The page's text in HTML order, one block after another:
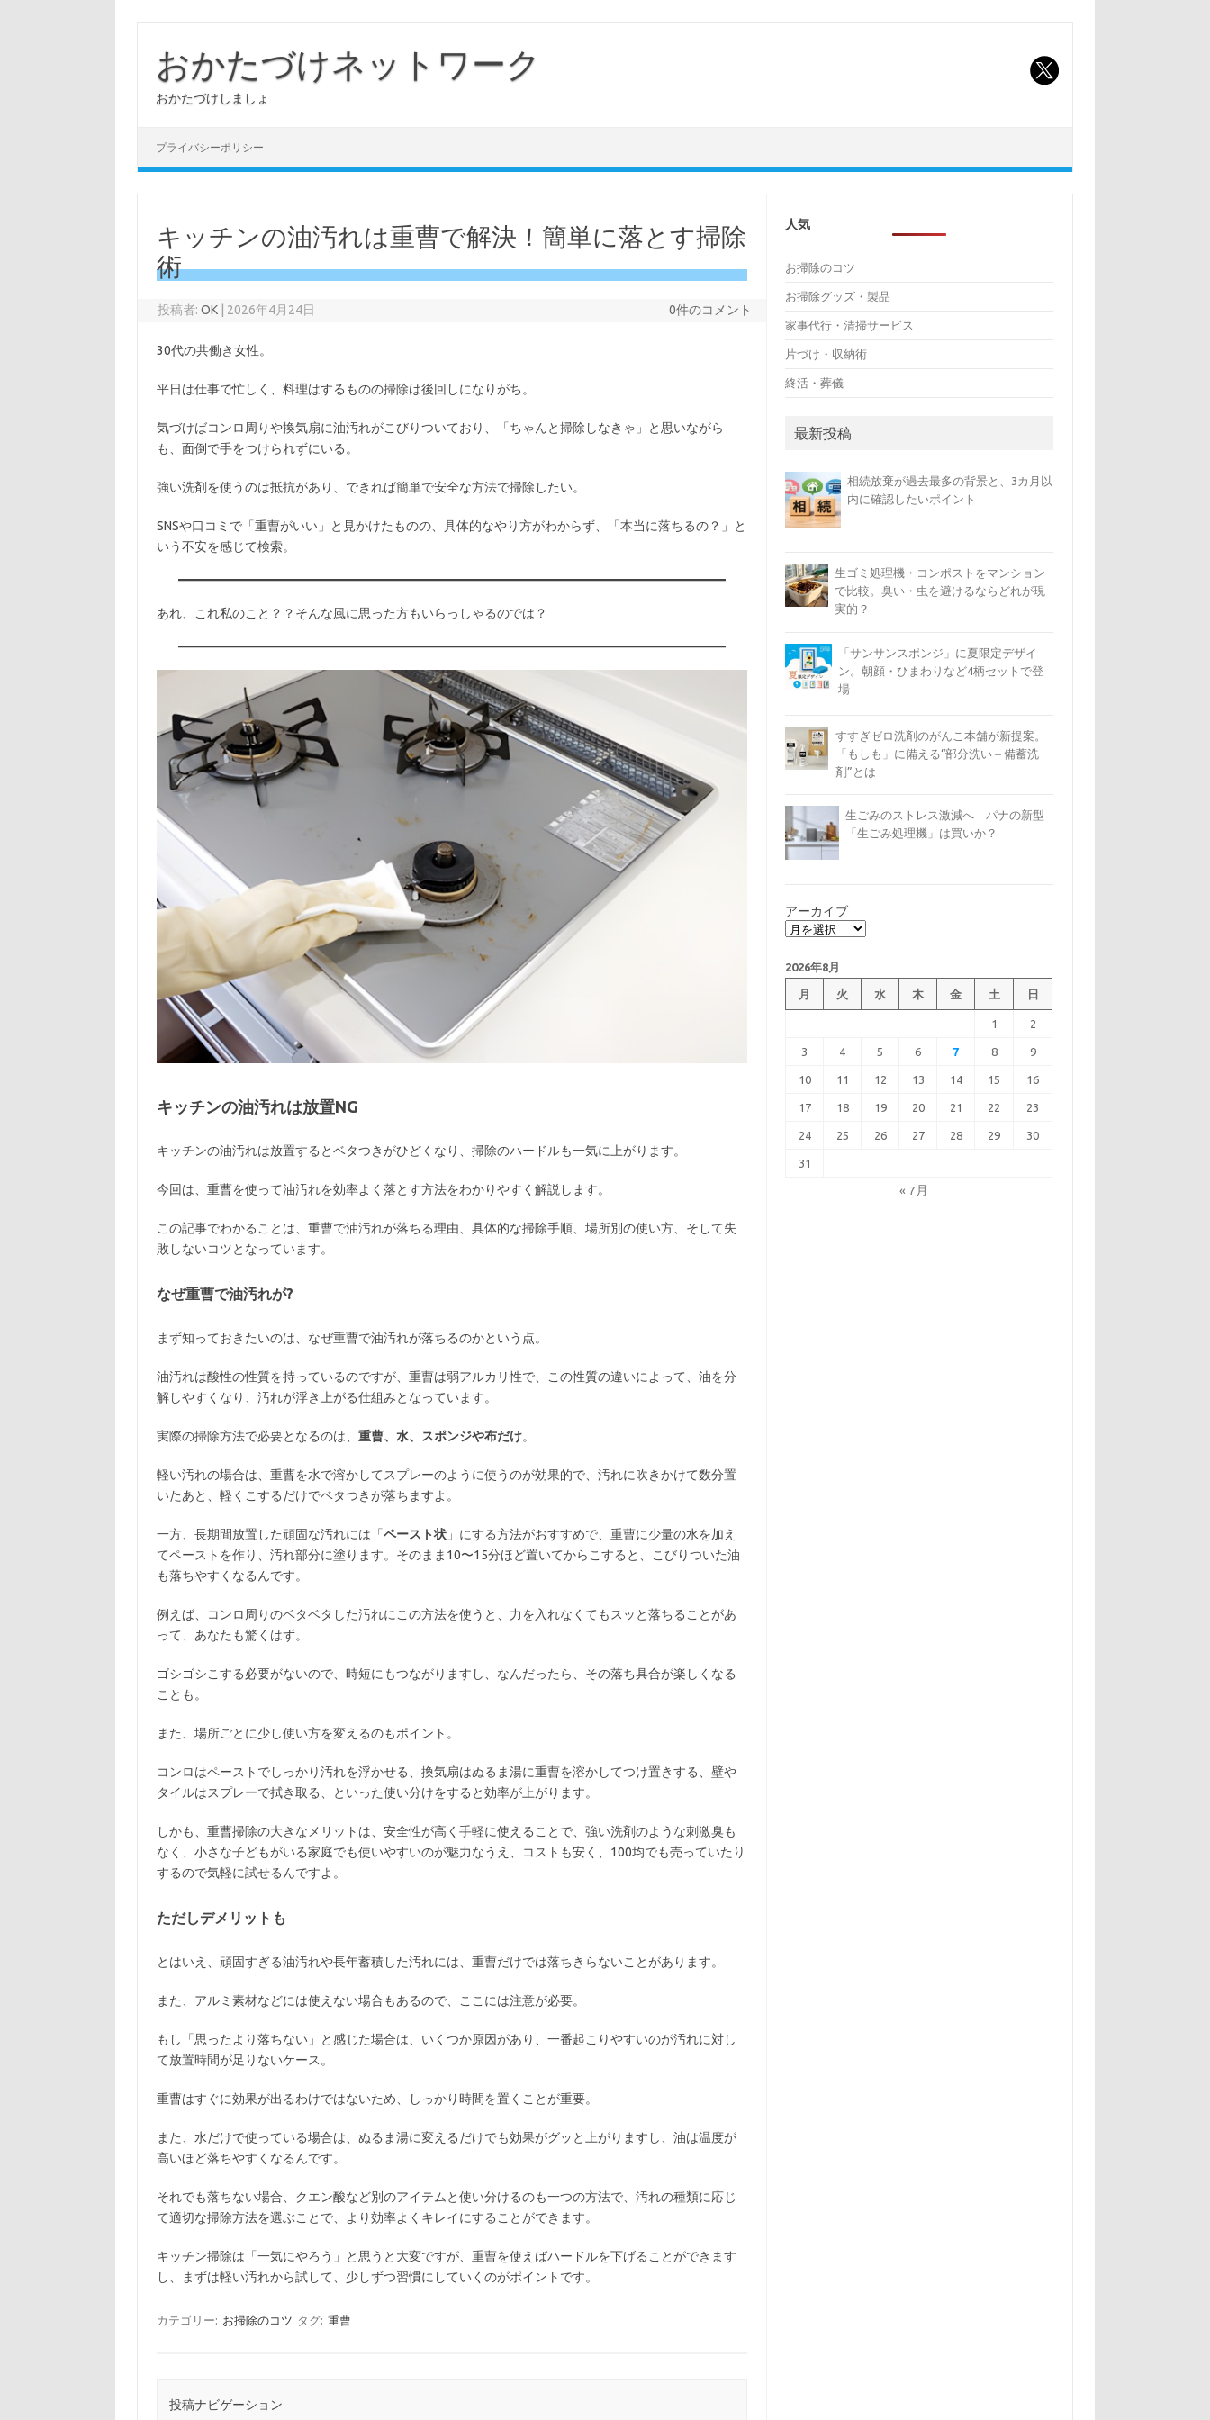
おかたづけネットワーク
おかたづけしましょ
プライバシーポリシー
キッチンの油汚れは重曹で解決！簡単に落とす掃除
術
投稿者:OK 2026年4月24日 0件のコメント
30代の共働き女性。
平日は仕事で忙しく、料理はするものの掃除は後回しになりがち。
気づけばコンロ周りや換気扇に油汚れがこびりついており、「ちゃんと掃除しなきゃ」と思いながら
も、面倒で手をつけられずにいる。
強い洗剤を使うのは抵抗があり、できれば簡単で安全な方法で掃除したい。
SNSや口コミで「重曹がいい」と見かけたものの、具体的なやり方がわからず、「本当に落ちるの？」と
いう不安を感じて検索。
あれ、これ私のこと？？そんな風に思った方もいらっしゃるのでは？
キッチンの油汚れは放置NG
キッチンの油汚れは放置するとベタつきがひどくなり、掃除のハードルも一気に上がります。
今回は、重曹を使って油汚れを効率よく落とす方法をわかりやすく解説します。
この記事でわかることは、重曹で油汚れが落ちる理由、具体的な掃除手順、場所別の使い方、そして失
敗しないコツとなっています。
なぜ重曹で油汚れが?
まず知っておきたいのは、なぜ重曹で油汚れが落ちるのかという点。
油汚れは酸性の性質を持っているのですが、重曹は弱アルカリ性で、この性質の違いによって、油を分
解しやすくなり、汚れが浮き上がる仕組みとなっています。
実際の掃除方法で必要となるのは、 重曹、水、スポンジや布だけ。
軽い汚れの場合は、重曹を水で溶かしてスプレーのように使うのが効果的で、汚れに吹きかけて数分置
いたあと、軽くこするだけでベタつきが落ちますよ。
一方、長期間放置した頑固な汚れには「ペースト状」にする方法がおすすめで、重曹に少量の水を加え
てペーストを作り、汚れ部分に塗ります。そのまま10〜15分ほど置いてからこすると、こびりついた油
も落ちやすくなるんです。
例えば、コンロ周りのベタベタした汚れにこの方法を使うと、力を入れなくてもスッと落ちることがあ
って、あなたも驚くはず。
ゴシゴシこする必要がないので、時短にもつながりますし、なんだったら、その落ち具合が楽しくなる
ことも。
また、場所ごとに少し使い方を変えるのもポイント。
コンロはペーストでしっかり汚れを浮かせる、換気扇はぬるま湯に重曹を溶かしてつけ置きする、壁や
タイルはスプレーで拭き取る、といった使い分けをすると効率が上がります。
しかも、重曹掃除の大きなメリットは、安全性が高く手軽に使えることで、強い洗剤のような刺激臭も
なく、小さな子どもがいる家庭でも使いやすいのが魅力なうえ、コストも安く、100均でも売っていたり
するので気軽に試せるんですよ。
ただしデメリットも
とはいえ、頑固すぎる油汚れや長年蓄積した汚れには、重曹だけでは落ちきらないことがあります。
また、アルミ素材などには使えない場合もあるので、ここには注意が必要。
もし「思ったより落ちない」と感じた場合は、いくつか原因があり、一番起こりやすいのが汚れに対し
て放置時間が足りないケース。
重曹はすぐに効果が出るわけではないため、しっかり時間を置くことが重要。
また、水だけで使っている場合は、ぬるま湯に変えるだけでも効果がグッと上がりますし、油は温度が
高いほど落ちやすくなるんです。
それでも落ちない場合、クエン酸など別のアイテムと使い分けるのも一つの方法で、汚れの種類に応じ
て適切な掃除方法を選ぶことで、より効率よくキレイにすることができます。
キッチン掃除は「一気にやろう」と思うと大変ですが、重曹を使えばハードルを下げることができます
し、まずは軽い汚れから試して、少しずつ習慣にしていくのがポイントです。
カテゴリー: お掃除のコツ タグ: 重曹
投稿ナビゲーション
人気
お掃除のコツ
お掃除グッズ・製品
家事代行・清掃サービス
片づけ・収納術
終活・葬儀
最新投稿
相続放棄が過去最多の背景と、3カ月以
内に確認したいポイント
生ゴミ処理機・コンポストをマンション
で比較。臭い・虫を避けるならどれが現
実的？
「サンサンスポンジ」に夏限定デザイ
ン。朝顔・ひまわりなど4柄セットで登
場
すすぎゼロ洗剤のがんこ本舗が新提案。
「もしも」に備える“部分洗い＋備蓄洗
剤”とは
生ごみのストレス激減へ パナの新型
「生ごみ処理機」は買いか？
アーカイブ
2026年8月
月 火 水 木 金 土 日
1 2
3 4 5 6 7 8 9
10 11 12 13 14 15 16
17 18 19 20 21 22 23
24 25 26 27 28 29 30
31
« 7月